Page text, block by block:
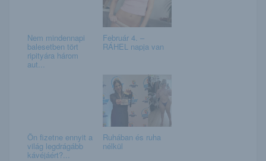
Nem mindennapi
balesetben tört
ripityára három
aut...
Február 4. –
RÁHEL napja van
Ön fizetne ennyit a
világ legdrágább
kávéjáért?...
Ruhában és ruha
nélkül